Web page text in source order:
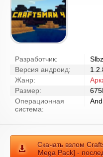
Разработчик:
Версия андроид:
Жанр:
Размер:
Операционная
система:
Скачать взлом
Mega Pack] -